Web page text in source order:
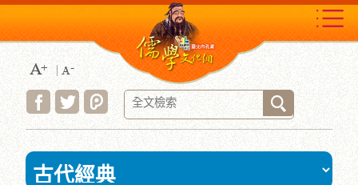
到
主
要
內
容
區
塊